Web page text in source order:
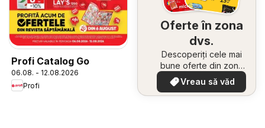
Profi Catalog Go
06.08. - 12.08.2026
Profi
Oferte în zona
dvs.
Descoperiți cele mai
bune oferte din zona
dumneavoastră
Vreau să văd